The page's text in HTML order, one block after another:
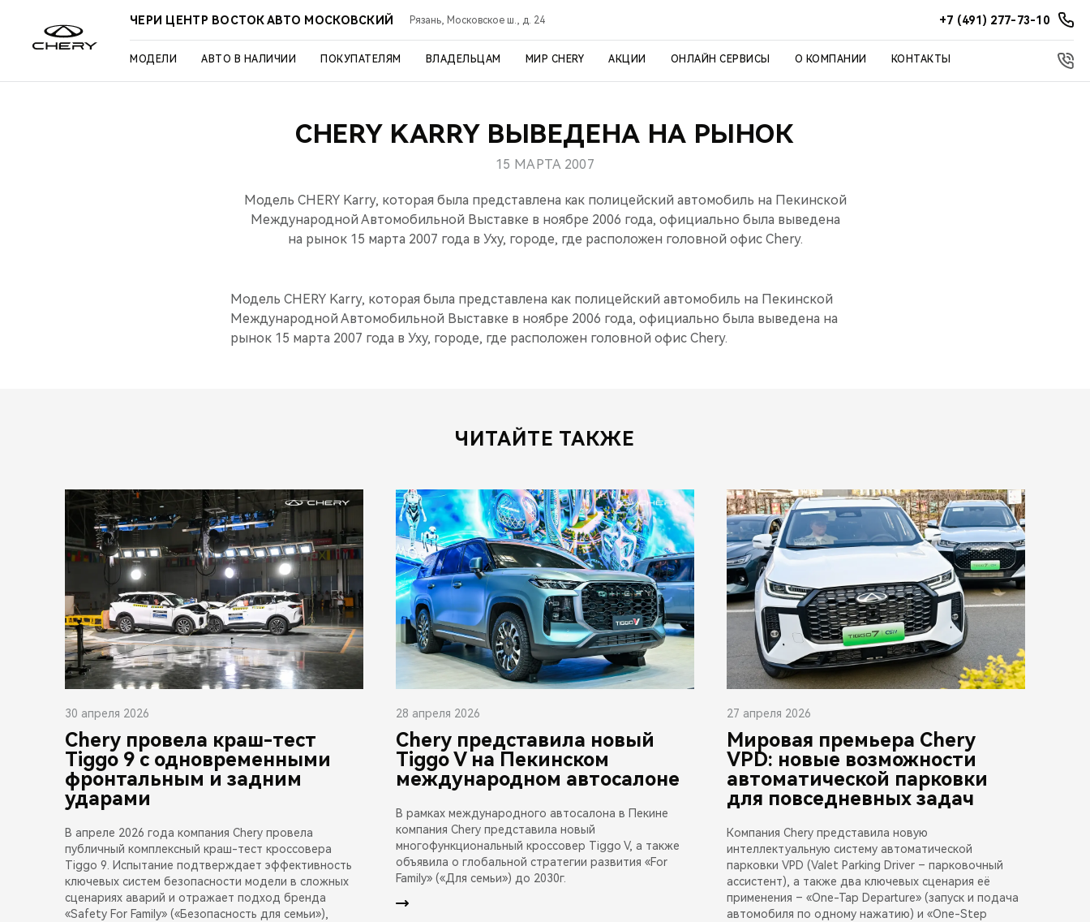
ЧЕРИ ЦЕНТР ВОСТОК АВТО МОСКОВСКИЙ Рязань, Московское ш., д. 24 +7 (491) 277-73-10
МОДЕЛИ АВТО В НАЛИЧИИ ПОКУПАТЕЛЯМ ВЛАДЕЛЬЦАМ МИР CHERY АКЦИИ ОНЛАЙН СЕРВИСЫ О КОМПАНИИ КОНТАКТЫ
CHERY KARRY ВЫВЕДЕНА НА РЫНОК
15 МАРТА 2007
Модель CHERY Karry, которая была представлена как полицейский автомобиль на Пекинской
Международной Автомобильной Выставке в ноябре 2006 года, официально была выведена
на рынок 15 марта 2007 года в Уху, городе, где расположен головной офис Chery.
Модель CHERY Karry, которая была представлена как полицейский автомобиль на Пекинской
Международной Автомобильной Выставке в ноябре 2006 года, официально была выведена на
рынок 15 марта 2007 года в Уху, городе, где расположен головной офис Chery.
ЧИТАЙТЕ ТАКЖЕ
30 апреля 2026
Chery провела краш-тест
Tiggo 9 с одновременными
фронтальным и задним
ударами
В апреле 2026 года компания Chery провела
публичный комплексный краш-тест кроссовера
Tiggo 9. Испытание подтверждает эффективность
ключевых систем безопасности модели в сложных
сценариях аварий и отражает подход бренда
«Safety For Family» («Безопасность для семьи»),
28 апреля 2026
Chery представила новый
Tiggo V на Пекинском
международном автосалоне
В рамках международного автосалона в Пекине
компания Chery представила новый
многофункциональный кроссовер Tiggo V, а также
объявила о глобальной стратегии развития «For
Family» («Для семьи») до 2030г.
27 апреля 2026
Мировая премьера Chery
VPD: новые возможности
автоматической парковки
для повседневных задач
Компания Chery представила новую
интеллектуальную систему автоматической
парковки VPD (Valet Parking Driver – парковочный
ассистент), а также два ключевых сценария её
применения – «One-Tap Departure» (запуск и подача
автомобиля по одному нажатию) и «One-Step